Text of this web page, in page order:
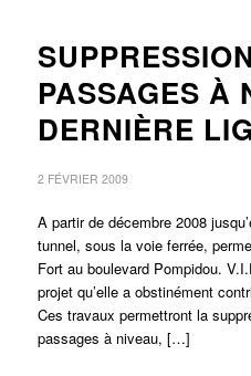
PASSAGES À
DERNIÈRE
2 FÉVRIER 2009
A partir de décembre 2008
tunnel, sous la voie ferrée,
Fort au boulevard Pompidou.
projet qu’elle a obstinément
Ces travaux permettront la
passages à niveau, […]